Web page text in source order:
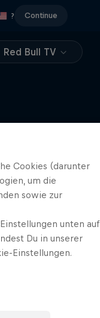
? Continue
Red Bull TV
Cookies (darunter
um die
sowie zur
unten auf
Du in unserer
Einstellungen.